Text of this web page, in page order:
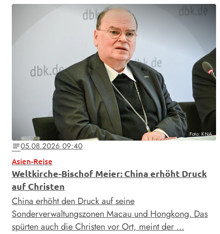
Foto: KNA
notes05.08.2026 09:40
Asien-Reise
Weltkirche-Bischof Meier: China erhöht Druck
auf Christen
China erhöht den Druck auf seine
Sonderverwaltungszonen Macau und Hongkong. Das
spürten auch die Christen vor Ort, meint der …